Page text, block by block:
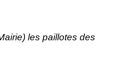
les paillotes des